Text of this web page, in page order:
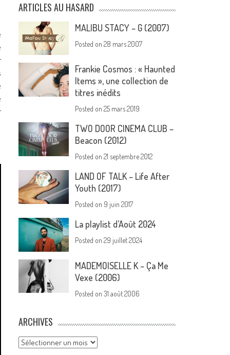
ARTICLES AU HASARD
MALIBU STACY – G (2007)
Posted on28 mars 2007
Frankie Cosmos : « Haunted
Items », une collection de
titres inédits
Posted on25 mars 2019
TWO DOOR CINEMA CLUB –
Beacon (2012)
Posted on21 septembre 2012
LAND OF TALK – Life After
Youth (2017)
Posted on 9 juin 2017
La playlist d’Août 2024
Posted on29 juillet 2024
MADEMOISELLE K – Ça Me
Vexe (2006)
Posted on31 août 2006
ARCHIVES
Archives